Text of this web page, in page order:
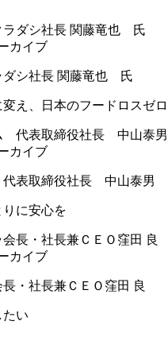
カイブ
ダシ社長 関藤竜也 氏
変え、日本のフードロスゼ
カイブ
代表取締役社長 中山泰男
に安心を
カイブ
・社長兼ＣＥＯ窪田 良
い